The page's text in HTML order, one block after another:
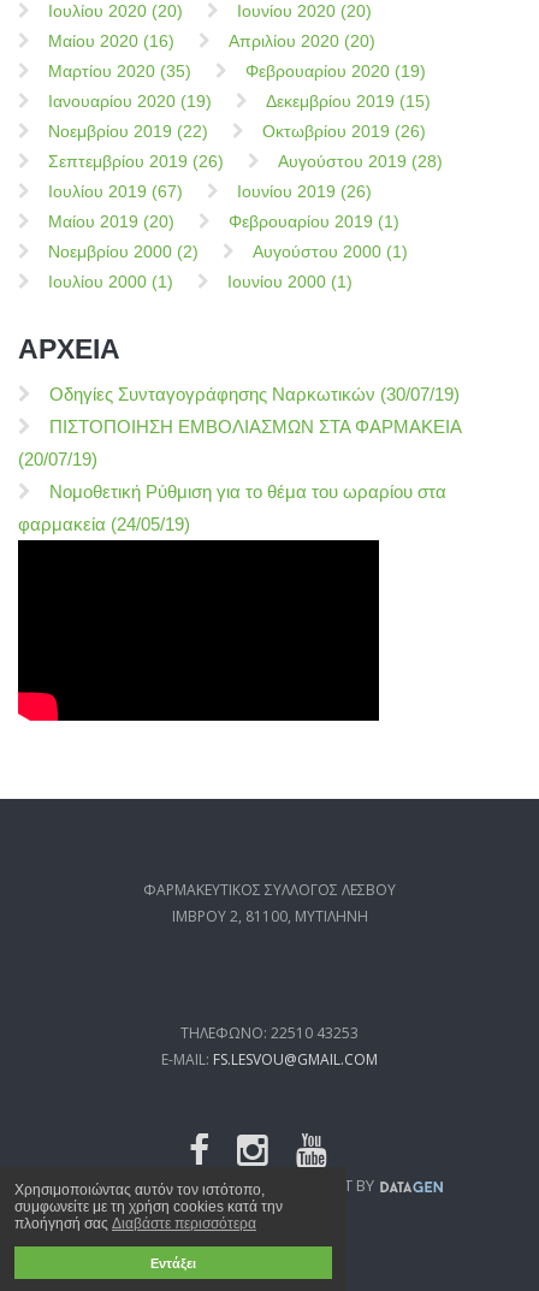
Χρησιμοποιώντας αυτόν τον ιστότοπο,
συμφωνείτε με τη χρήση cookies κατά την
πλοήγησή σας Διαβάστε περισσότερα
Εντάξει
Ιουλίου 2020 (20)
Ιουνίου 2020 (20)
Μαίου 2020 (16)
Απριλίου 2020 (20)
Μαρτίου 2020 (35)
Φεβρουαρίου 2020 (19)
Ιανουαρίου 2020 (19)
Δεκεμβρίου 2019 (15)
Νοεμβρίου 2019 (22)
Οκτωβρίου 2019 (26)
Σεπτεμβρίου 2019 (26)
Αυγούστου 2019 (28)
Ιουλίου 2019 (67)
Ιουνίου 2019 (26)
Μαίου 2019 (20)
Φεβρουαρίου 2019 (1)
Νοεμβρίου 2000 (2)
Αυγούστου 2000 (1)
Ιουλίου 2000 (1)
Ιουνίου 2000 (1)
ΑΡΧΕΙΑ
Οδηγίες Συνταγογράφησης Ναρκωτικών (30/07/19)
ΠΙΣΤΟΠΟΙΗΣΗ ΕΜΒΟΛΙΑΣΜΩΝ ΣΤΑ ΦΑΡΜΑΚΕΙΑ
(20/07/19)
Νομοθετική Ρύθμιση για το θέμα του ωραρίου στα
φαρμακεία (24/05/19)
ΦΑΡΜΑΚΕΥΤΙΚΟΣ ΣΥΛΛΟΓΟΣ ΛΕΣΒΟΥ
ΙΜΒΡΟΥ 2, 81100, ΜΥΤΙΛΗΝΗ
ΤΗΛΕΦΩΝΟ: 22510 43253
E-MAIL: FS.LESVOU@GMAIL.COM
FSL.GR© 2019 WEB DEVELOPMENT BY